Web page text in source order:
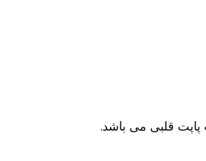
قلبی می باشد.